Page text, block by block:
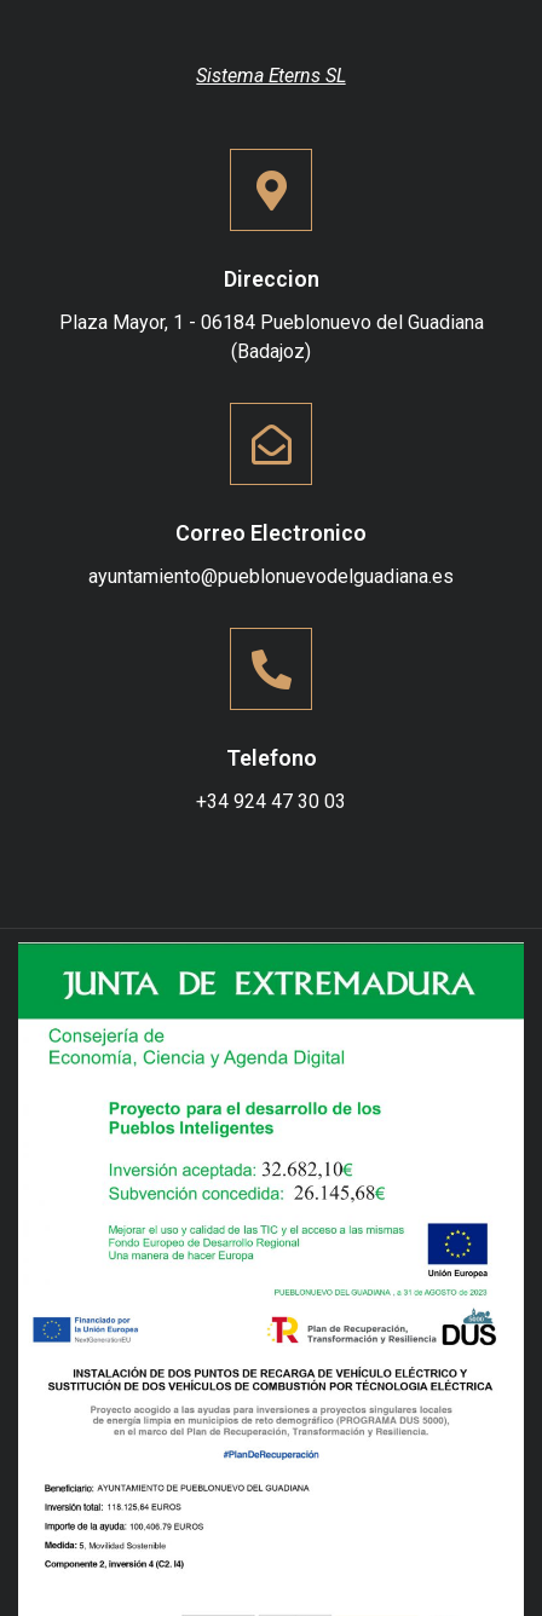
Sistema Eterns SL
Direccion
Plaza Mayor, 1 - 06184 Pueblonuevo del Guadiana
(Badajoz)
Correo Electronico
ayuntamiento@pueblonuevodelguadiana.es
Telefono
+34 924 47 30 03